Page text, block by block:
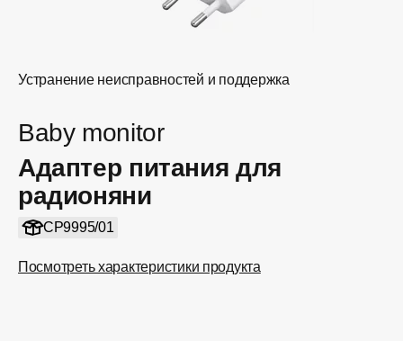
Устранение неисправностей и поддержка
Baby monitor
Адаптер питания для
радионяни
CP9995/01
Посмотреть характеристики продукта